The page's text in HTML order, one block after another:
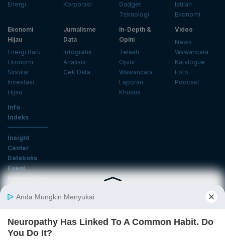
Energi
Korporasi
Gadget
Teknologi
Istilah
Ekonomi
Ekonomi
Hijau
Energi Baru
Ekonomi
Sirkular
Investasi
Hijau
Jurnalisme
Data
Infografik
Analisis
Cek Data
In-Depth &
Opini
Telaah
Opini
Wawancara
Laporan
Khusus
Video
News
Wawancara
Katalogue
Foto
Podcast
Info
Indeks
Insight
Center
Databoks
Event
KatadataOto
Email
Daftar